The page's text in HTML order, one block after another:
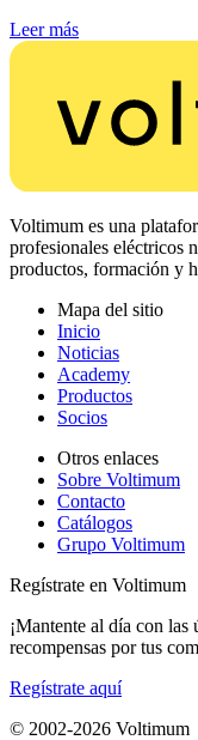
Leer más
Voltimum es una
profesionales eléctricos
productos, formación y
Mapa del sitio
Inicio
Noticias
Academy
Productos
Socios
Otros enlaces
Sobre Voltimum
Contacto
Catálogos
Grupo Voltimum
Regístrate en Voltimum
¡Mantente al día con las
recompensas por tus
Regístrate aquí
© 2002-2026 Voltimum